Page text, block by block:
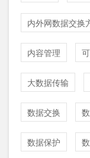
内外网数据交换
内容管理
大数据传输
数据交换
数据保护